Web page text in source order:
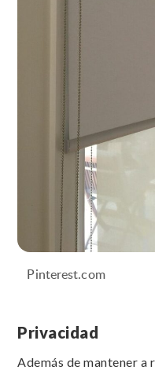
Pinterest.com
Privacidad
Además de mantener a